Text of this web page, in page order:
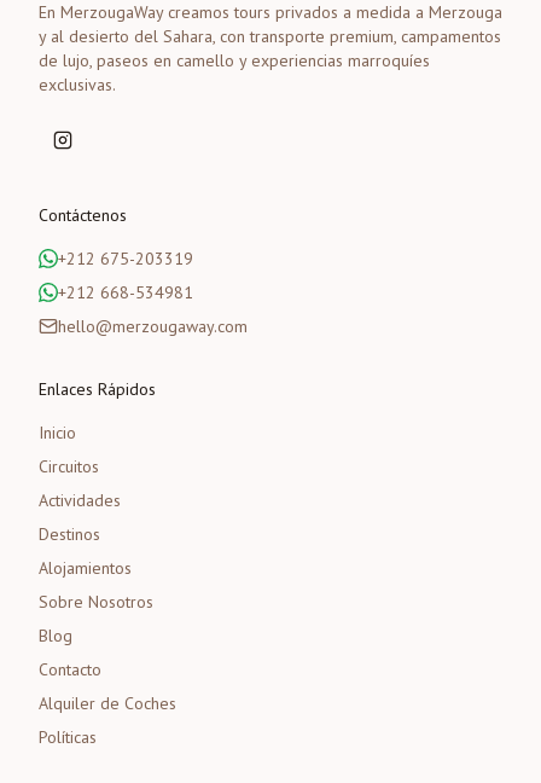
En MerzougaWay creamos tours privados a medida a Merzouga
y al desierto del Sahara, con transporte premium, campamentos
de lujo, paseos en camello y experiencias marroquíes
exclusivas.
Contáctenos
+212 675-203319
+212 668-534981
hello@merzougaway.com
Enlaces Rápidos
Inicio
Circuitos
Actividades
Destinos
Alojamientos
Sobre Nosotros
Blog
Contacto
Alquiler de Coches
Políticas